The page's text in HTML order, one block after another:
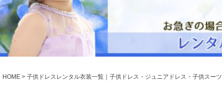
女の子ドレス
小物・アクセ
アウター レディース
Recital & Concours Wedding
測り方と目安
Angel's Closetについて
創業2003年からの想い
HOME 子供ドレスレンタル衣装一覧｜子供ドレス・ジュニアドレス・子供スーツ